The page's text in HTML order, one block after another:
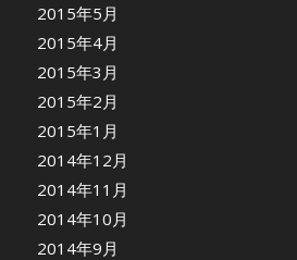
2015年5月
2015年4月
2015年3月
2015年2月
2015年1月
2014年12月
2014年11月
2014年10月
2014年9月